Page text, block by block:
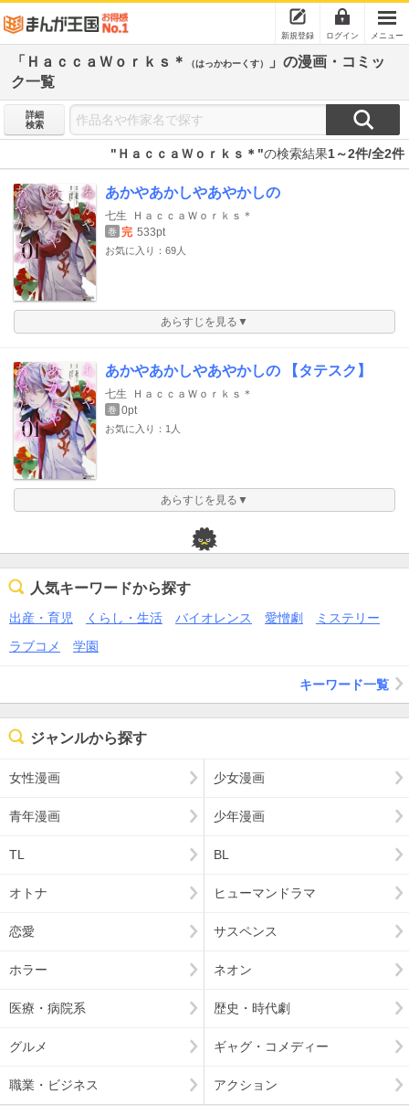
新規登録 ログイン メニュー
「ＨａｃｃａＷｏｒｋｓ＊ （はっかわーくす）
」の漫画・コミッ
ク一覧
詳細
検索
"ＨａｃｃａＷｏｒｋｓ＊"の検索結果1～2件/全2件
あかやあかしやあやかしの
七生 ＨａｃｃａＷｏｒｋｓ＊
巻 完 533pt
お気に入り：69人
あらすじを見る▼
あかやあかしやあやかしの 【タテスク】
七生 ＨａｃｃａＷｏｒｋｓ＊
巻 0pt
お気に入り：1人
あらすじを見る▼
人気キーワードから探す
出産・育児 くらし・生活 バイオレンス 愛憎劇
ミステリー
ラブコメ
学園
キーワード一覧
ジャンルから探す
女性漫画 少女漫画
青年漫画 少年漫画
TL BL
オトナ ヒューマンドラマ
恋愛 サスペンス
ホラー ネオン
医療・病院系 歴史・時代劇
グルメ ギャグ・コメディー
職業・ビジネス アクション